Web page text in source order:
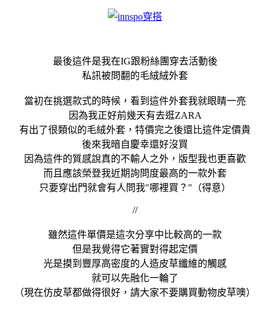
最後這件是我在IG跟粉絲團穿去活動後
私訊被問翻的毛絨絨外套
當初在挑選款式的時候，看到這件外套我就眼睛一亮
因為我正好前幾天有去逛ZARA
有出了很類似的毛絨外套，特價完之後還比這件定價貴
後來我暗自慶幸還好沒買
因為這件的質感說真的不輸人之外，版型我也更喜歡
而且應該榮登我近期詢問度最高的一款外套
只要穿出門就會有人問我"哪裡買？"（得意）
//
雖然這件單價是這次分享中比較高的一款
但是我覺得它著實對得起定價
光是摸到豐厚高密度的人造皮草纖維的觸感
就可以先融化一輪了
（現在仿皮草都做得很好，請大家不要購買動物皮草噢）